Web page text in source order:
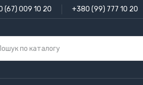
(67) 009 10 20 +380 (99) 777 10 20